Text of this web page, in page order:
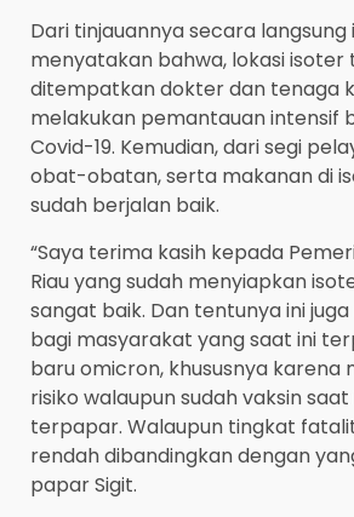
Dari tinjauannya secara langsung
menyatakan bahwa, lokasi
ditempatkan dokter dan tenaga
melakukan pemantauan intensif
Covid-19. Kemudian, dari segi
obat-obatan, serta makanan di
sudah berjalan baik.
“Saya terima kasih kepada
Riau yang sudah menyiapkan
sangat baik. Dan tentunya ini
bagi masyarakat yang saat ini
baru omicron, khususnya karena
risiko walaupun sudah vaksin saat
terpapar. Walaupun tingkat
rendah dibandingkan dengan
papar Sigit.